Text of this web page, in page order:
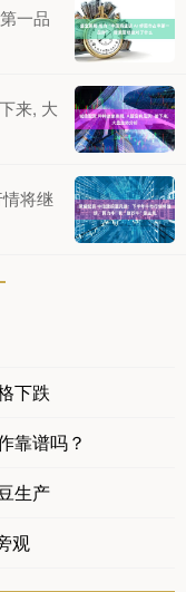
一品
来, 大
将继
下跌
靠谱吗？
生产
观